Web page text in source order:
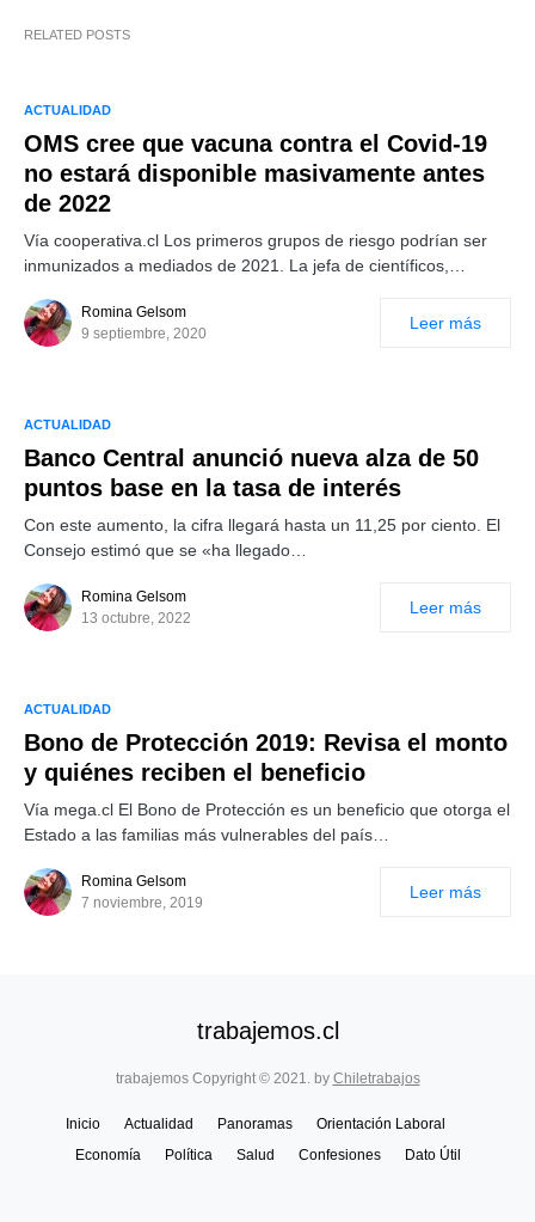
RELATED POSTS
ACTUALIDAD
OMS cree que vacuna contra el Covid-19
no estará disponible masivamente antes
de 2022
Vía cooperativa.cl Los primeros grupos de riesgo podrían ser
inmunizados a mediados de 2021. La jefa de científicos,…
Romina Gelsom
9 septiembre, 2020
Leer más
ACTUALIDAD
Banco Central anunció nueva alza de 50
puntos base en la tasa de interés
Con este aumento, la cifra llegará hasta un 11,25 por ciento. El
Consejo estimó que se «ha llegado…
Romina Gelsom
13 octubre, 2022
Leer más
ACTUALIDAD
Bono de Protección 2019: Revisa el monto
y quiénes reciben el beneficio
Vía mega.cl El Bono de Protección es un beneficio que otorga el
Estado a las familias más vulnerables del país…
Romina Gelsom
7 noviembre, 2019
Leer más
trabajemos.cl
trabajemos Copyright © 2021. by Chiletrabajos
Inicio Actualidad Panoramas
Orientación Laboral
Economía
Política Salud Confesiones Dato Útil